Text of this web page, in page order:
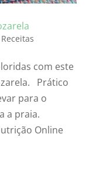
Receitas
com este
Prático
para o
a praia.
Online